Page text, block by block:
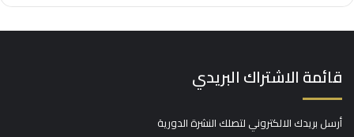
قائمة الاشتراك البريدي